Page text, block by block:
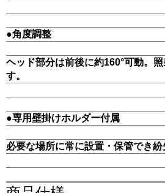
●角度調整
ヘッド部分は前後に約160°可動。
す。
●専用壁掛けホルダー付属
必要な場所に常に設置・保管でき紛